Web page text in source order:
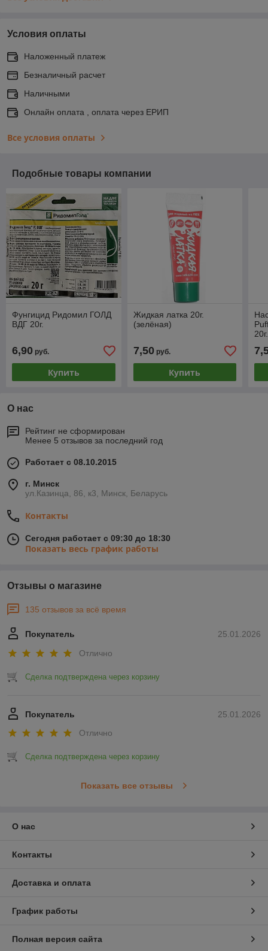
Условия оплаты
Наложенный платеж
Безналичный расчет
Наличными
Онлайн оплата , оплата через ЕРИП
Все условия оплаты
Подобные товары компании
Фунгицид Ридомил ГОЛД
ВДГ 20г.
6,90 руб.
Купить
Жидкая латка 20г.
(зелёная)
7,50руб.
Купить
О нас
Рейтинг не сформирован
Менее 5 отзывов за последний год
Работает с 08.10.2015
г. Минск
ул.Казинца, 86, к3, Минск, Беларусь
Контакты
Сегодня работает с 09:30 до 18:30
Показать весь график работы
Отзывы о магазине
135 отзывов за всё время
25.01.2026
Покупатель
Отлично
Сделка подтверждена через корзину
25.01.2026
Покупатель
Отлично
Сделка подтверждена через корзину
Показать все отзывы
О нас
Контакты
Доставка и оплата
График работы
Полная версия сайта